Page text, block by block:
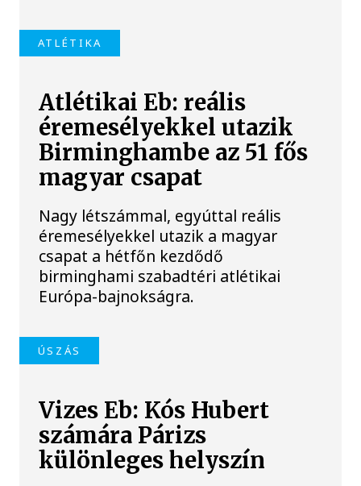
ATLÉTIKA
Atlétikai Eb: reális
éremesélyekkel utazik
Birminghambe az 51 fős
magyar csapat
Nagy létszámmal, egyúttal reális
éremesélyekkel utazik a magyar
csapat a hétfőn kezdődő
birminghami szabadtéri atlétikai
Európa-bajnokságra.
ÚSZÁS
Vizes Eb: Kós Hubert
számára Párizs
különleges helyszín